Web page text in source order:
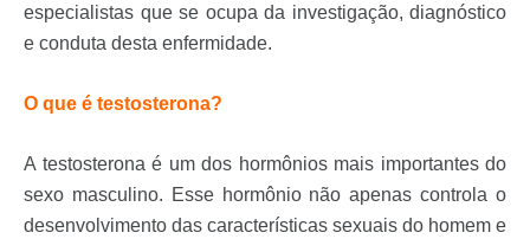
especialistas que se ocupa da investigação, diagnóstico
e conduta desta enfermidade.
O que é testosterona?
A testosterona é um dos hormônios mais importantes do
sexo masculino. Esse hormônio não apenas controla o
desenvolvimento das características sexuais do homem e